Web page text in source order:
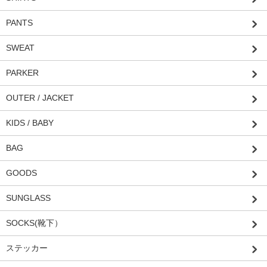
PANTS
SWEAT
PARKER
OUTER / JACKET
KIDS / BABY
BAG
GOODS
SUNGLASS
SOCKS(靴下）
ステッカー